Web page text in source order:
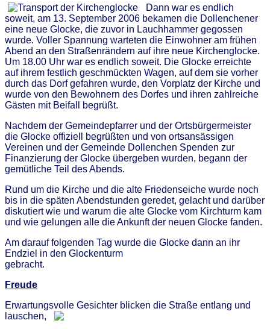
Dann war es endlich
soweit, am 13. September 2006 bekamen die Dollenchener
eine neue Glocke, die zuvor in Lauchhammer gegossen
wurde. Voller Spannung warteten die Einwohner am frühen
Abend an den Straßenrändern auf ihre neue Kirchenglocke.
Um 18.00 Uhr war es endlich soweit. Die Glocke erreichte
auf ihrem festlich geschmückten Wagen, auf dem sie vorher
durch das Dorf gefahren wurde, den Vorplatz der Kirche und
wurde von den Bewohnern des Dorfes und ihren zahlreiche
Gästen mit Beifall begrüßt.
Nachdem der Gemeindepfarrer und der Ortsbürgermeister
die Glocke offiziell begrüßten und von ortsansässigen
Vereinen und der Gemeinde Dollenchen Spenden zur
Finanzierung der Glocke übergeben wurden, begann der
gemütliche Teil des Abends.
Rund um die Kirche und die alte Friedenseiche wurde noch
bis in die späten Abendstunden geredet, gelacht und darüber
diskutiert wie und warum die alte Glocke vom Kirchturm kam
und wie gelungen alle die Ankunft der neuen Glocke fanden.
Am darauf folgenden Tag wurde die Glocke dann an ihr
Endziel in den Glockenturm
gebracht.
Freude
Erwartungsvolle Gesichter blicken die Straße entlang und
lauschen,